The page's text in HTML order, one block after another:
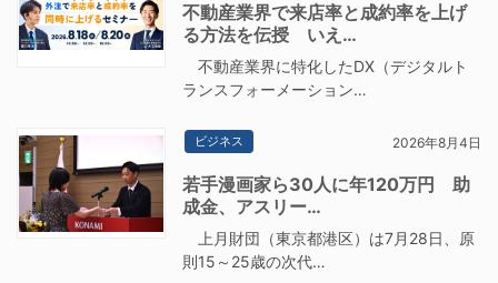
不動産業界で来店率と成約率を上げ
る方法を伝授 いえ…
不動産業界に特化したDX（デジタルト
ランスフォーメーション…
ビジネス 2026年8月4日
若手漫画家ら30人に年120万円 助
成金、アスリー…
上月財団（東京都港区）は7月28日、原
則15～25歳の次代…